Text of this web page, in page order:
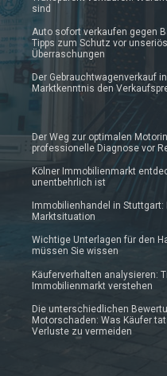
sind
Auto sofort verkaufen gegen
Tipps zum Schutz vor
Überraschungen
Der Gebrauchtwagenverkauf
Marktkenntnis den
Der Weg zur optimalen
professionelle Diagnose vor
Kölner Immobilienmarkt
unentbehrlich ist
Immobilienhandel in
Marktsituation
Wichtige Unterlagen für den
müssen Sie wissen
Käuferverhalten analysieren:
Immobilienmarkt verstehen
Die unterschiedlichen
Motorschaden: Was Käufer
Verluste zu vermeiden